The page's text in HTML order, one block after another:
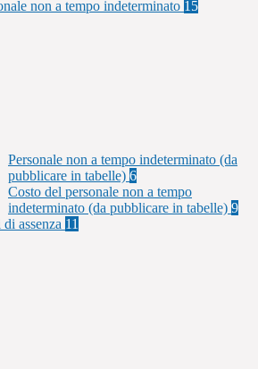
non a tempo indeterminato 15
Personale non a tempo indeterminato (da
pubblicare in tabelle) 6
Costo del personale non a tempo
indeterminato (da pubblicare in tabelle) 9
di assenza 11